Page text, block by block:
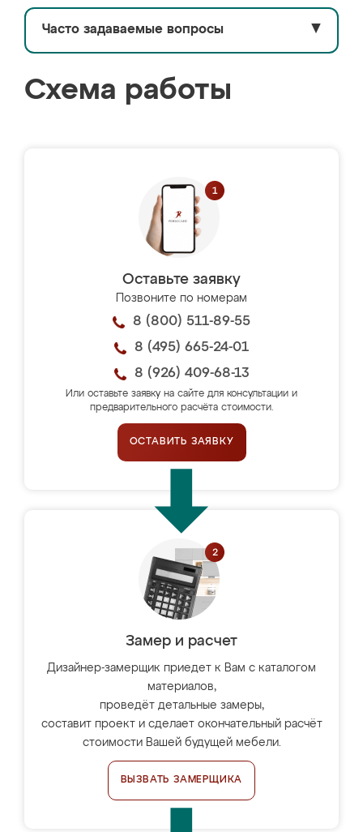
Часто задаваемые вопросы ▼
Схема работы
Оставьте заявку
Позвоните по номерам
8 (800) 511-89-55
8 (495) 665-24-01
8 (926) 409-68-13
Или оставьте заявку на сайте для консультации и
предварительного расчёта стоимости.
ОСТАВИТЬ ЗАЯВКУ
Замер и расчет
Дизайнер-замерщик приедет к Вам с каталогом
материалов,
проведёт детальные замеры,
составит проект и сделает окончательный расчёт
стоимости Вашей будущей мебели.
ВЫЗВАТЬ ЗАМЕРЩИКА